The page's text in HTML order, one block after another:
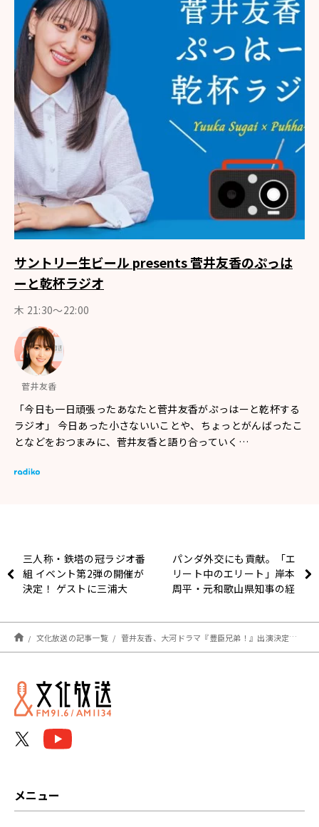
サントリー生ビール presents 菅井友香のぷっは
ーと乾杯ラジオ
木 21:30～22:00
菅井友香
「今日も一日頑張ったあなたと菅井友香がぷっはーと乾杯する
ラジオ」 今日あった小さないいことや、ちょっとがんばったこ
となどをおつまみに、菅井友香と語り合っていく…
三人称・鉄塔の冠ラジオ番
組 イベント第2弾の開催が
決定！ ゲストに三浦大
（ドズル社）が出演
パンダ外交にも貢献。「エ
リート中のエリート」岸本
周平・元和歌山県知事の経
文化放送の記事一覧 菅井友香、大河ドラマ『豊臣兄弟！』出演決定！「まさか夢が叶うとは」と大興奮！
メニュー